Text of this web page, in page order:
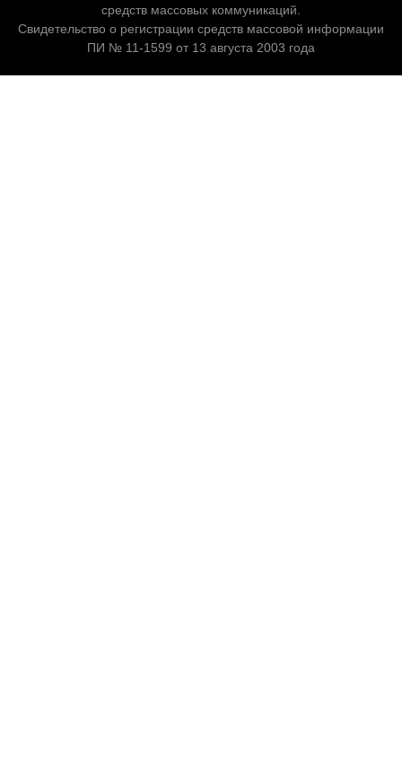
средств массовых коммуникаций.
Свидетельство о регистрации средств массовой информации
ПИ № 11-1599 от 13 августа 2003 года